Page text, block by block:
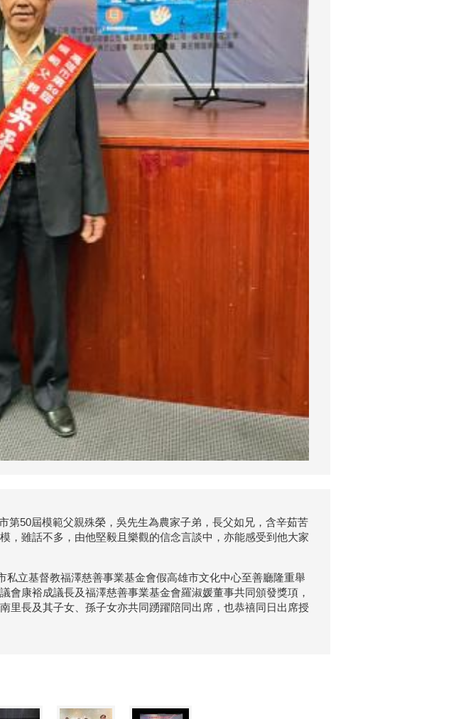
第50屆模範父親殊榮，吳先生為農家子弟，長父如兄，含辛茹苦
，雖話不多，由他堅毅且樂觀的信念言談中，亦能感受到他大家
私立基督教福澤慈善事業基金會假高雄市文化中心至善廳隆重舉
會康裕成議長及福澤慈善事業基金會羅淑媛董事共同頒發獎項，
里長及其子女、孫子女亦共同踴躍陪同出席，也恭禧同日出席授